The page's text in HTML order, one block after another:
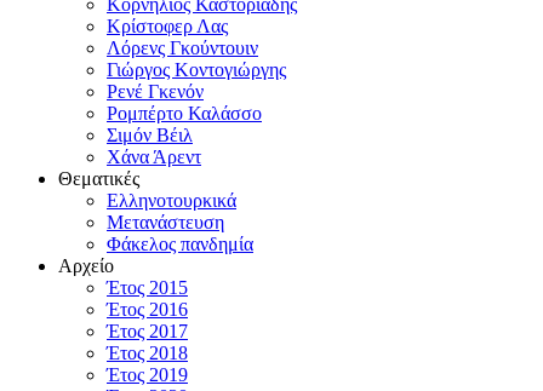
Κορνήλιος Καστοριάδης
Κρίστοφερ Λας
Λόρενς Γκούντουιν
Γιώργος Κοντογιώργης
Ρενέ Γκενόν
Ρομπέρτο Καλάσσο
Σιμόν Βέιλ
Χάνα Άρεντ
Θεματικές
Ελληνοτουρκικά
Μετανάστευση
Φάκελος πανδημία
Αρχείο
Έτος 2015
Έτος 2016
Έτος 2017
Έτος 2018
Έτος 2019